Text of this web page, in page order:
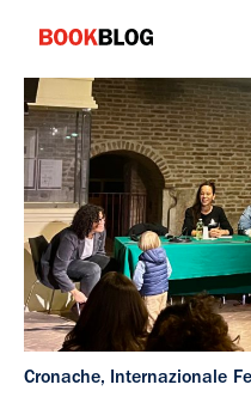
contenuto
Bookblog
Cronache, Internazionale